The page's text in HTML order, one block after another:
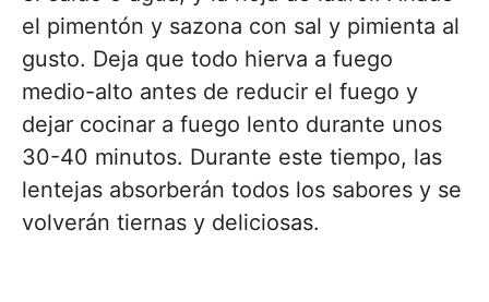
el pimentón y sazona con sal y pimienta al
gusto. Deja que todo hierva a fuego
medio-alto antes de reducir el fuego y
dejar cocinar a fuego lento durante unos
30-40 minutos. Durante este tiempo, las
lentejas absorberán todos los sabores y se
volverán tiernas y deliciosas.